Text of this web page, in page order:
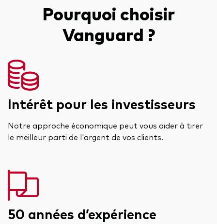
Pourquoi choisir
Vanguard ?
Intérêt pour les investisseurs
Notre approche économique peut vous aider à tirer
le meilleur parti de l'argent de vos clients.
50 années d’expérience